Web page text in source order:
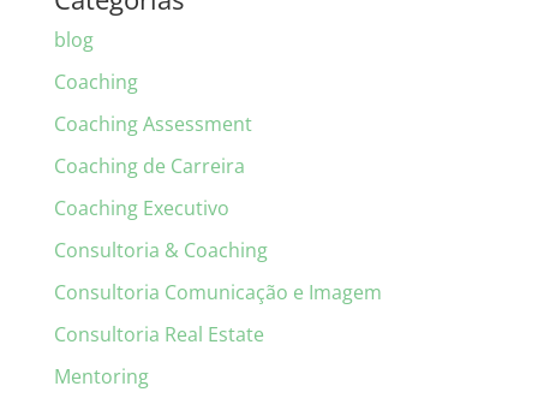
blog
Coaching
Coaching Assessment
Coaching de Carreira
Coaching Executivo
Consultoria & Coaching
Consultoria Comunicação e Imagem
Consultoria Real Estate
Mentoring